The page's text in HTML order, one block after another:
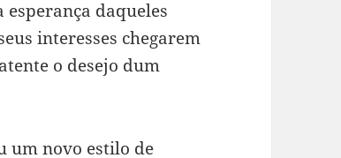
daqueles
interesses chegarem
o desejo dum
um novo estilo de